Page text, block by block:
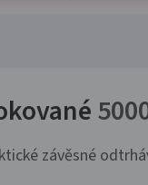
odtrhávací